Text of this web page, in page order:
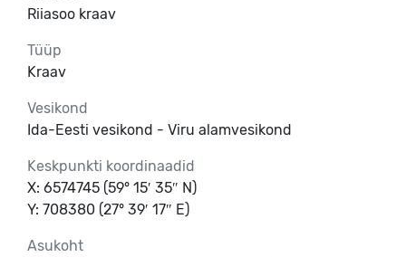
Riiasoo kraav
Tüüp
Kraav
Vesikond
Ida-Eesti vesikond - Viru alamvesikond
Keskpunkti koordinaadid
X: 6574745 (59° 15′ 35″ N)
Y: 708380 (27° 39′ 17″ E)
Asukoht